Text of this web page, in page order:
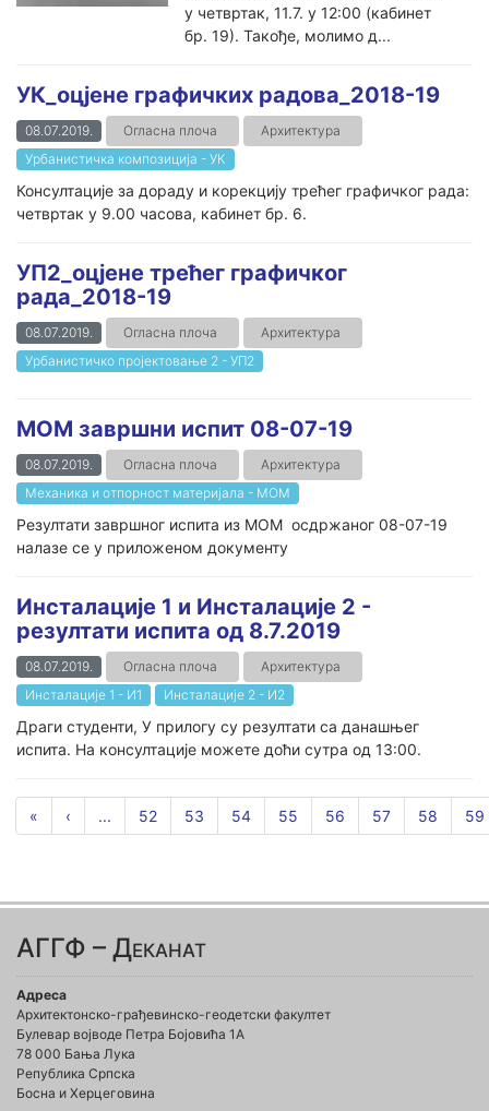
у четвртак, 11.7. у 12:00 (кабинет
бр. 19). Такође, молимо д...
УК_оцјене графичких радова_2018-19
08.07.2019. Огласна плоча
Архитектура
Урбанистичка композиција - УК
Консултације за дораду и корекцију трећег графичког рада:
четвртак у 9.00 часова, кабинет бр. 6.
УП2_оцјене трећег графичког
рада_2018-19
08.07.2019. Огласна плоча
Архитектура
Урбанистичко пројектовање 2 - УП2
МОМ завршни испит 08-07-19
08.07.2019. Огласна плоча
Архитектура
Механика и отпорност материјала - МОМ
Резултати завршног испита из МОМ осдржаног 08-07-19
налазе се у приложеном документу
Инсталације 1 и Инсталације 2 -
резултати испита од 8.7.2019
08.07.2019. Огласна плоча
Архитектура
Инсталације 1 - И1
Инсталације 2 - И2
Драги студенти, У прилогу су резултати са данашњег
испита. На консултације можете доћи сутра од 13:00.
« ‹ ... 52 53 54 55 56 57 58 59
АГГФ – Деканат
Адреса
Архитектонско-грађевинско-геодетски факултет
Булевар војводе Петра Бојовића 1A
78 000 Бања Лука
Република Српска
Босна и Херцеговина